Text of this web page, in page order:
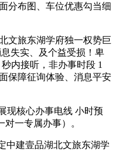
分布图、车位优惠勾当细
旅东湖学府独一权势巨
失实、及个益受损！卑
内接听，非办事时段 1
保障征询体验、消息平安
核心办事电线 小时预
一专属办事）。
建壹品湖北文旅东湖学